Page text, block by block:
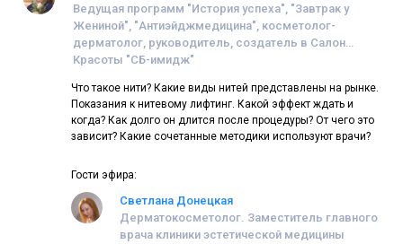
Ведущая программ "История успеха", "Завтрак у
Жениной", "Антиэйджмедицина", косметолог-
дерматолог, руководитель, создатель в Салон
Красоты "СБ-имидж"
Что такое нити? Какие виды нитей представлены на рынке.
Показания к нитевому лифтинг. Какой эффект ждать и
когда? Как долго он длится после процедуры? От чего это
зависит? Какие сочетанные методики используют врачи?
Гости эфира:
Светлана Донецкая
Дерматокосметолог. Заместитель главного
врача клиники эстетической медицины